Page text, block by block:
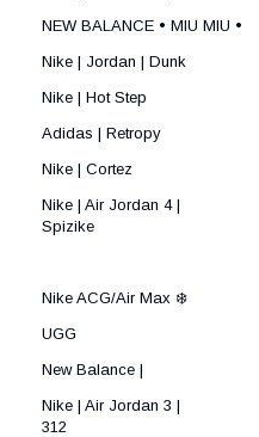
NEW BALANCE • MIU MIU •
Nike | Jordan | Dunk
Nike | Hot Step
Adidas | Retropy
Nike | Cortez
Nike | Air Jordan 4 |
Nike ACG/Air Max ❄️
UGG
New Balance |
Nike | Air Jordan 3 |